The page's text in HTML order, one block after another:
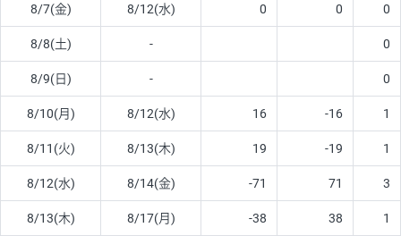
8/7(金) 8/12(水) 0 0 0
8/8(土) - 0
8/9(日) - 0
8/10(月) 8/12(水) 16 -16 1
8/11(火) 8/13(木) 19 -19 1
8/12(水) 8/14(金) -71 71 3
8/13(木) 8/17(月) -38 38 1